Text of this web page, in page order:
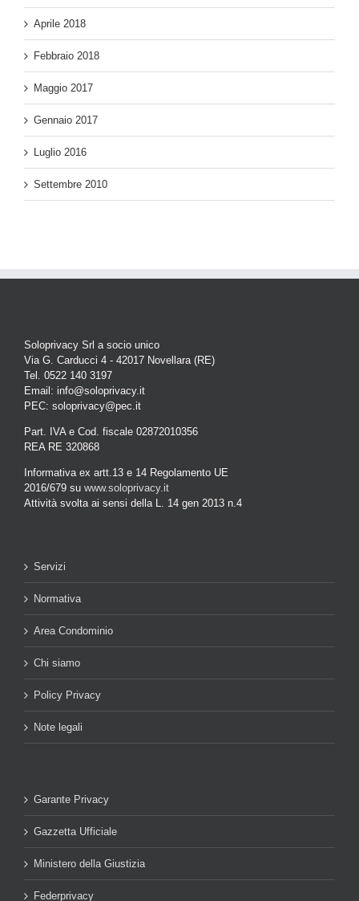
Aprile 2018
Febbraio 2018
Maggio 2017
Gennaio 2017
Luglio 2016
Settembre 2010
Soloprivacy Srl a socio unico
Via G. Carducci 4 - 42017 Novellara (RE)
Tel. 0522 140 3197
Email: info@soloprivacy.it
PEC: soloprivacy@pec.it
Part. IVA e Cod. fiscale 02872010356
REA RE 320868
Informativa ex artt.13 e 14 Regolamento UE
2016/679 su www.soloprivacy.it
Attività svolta ai sensi della L. 14 gen 2013 n.4
Servizi
Normativa
Area Condominio
Chi siamo
Policy Privacy
Note legali
Garante Privacy
Gazzetta Ufficiale
Ministero della Giustizia
Federprivacy